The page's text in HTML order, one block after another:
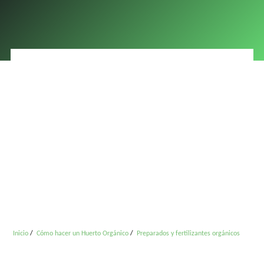
Inicio Cómo hacer un Huerto Orgánico Preparados y fertilizantes orgánicos